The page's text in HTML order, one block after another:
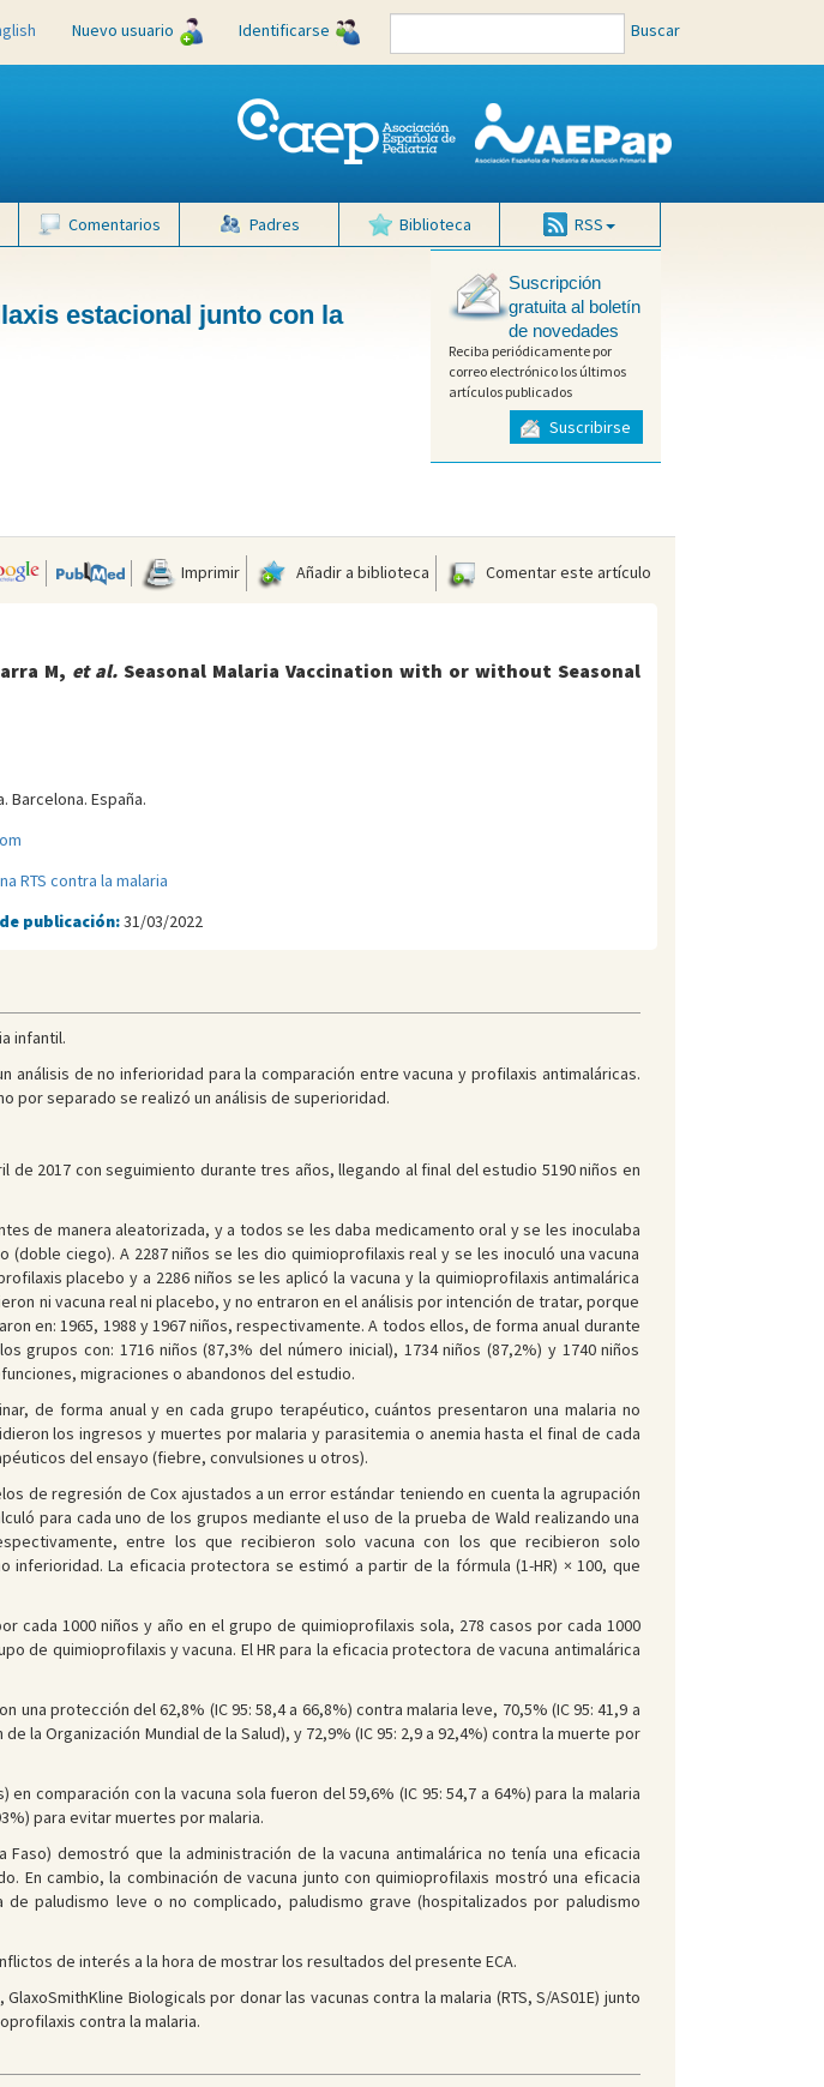
Nuevo usuario Identificarse Buscar
Comentarios Padres Biblioteca RSS
estacional junto con la
Suscripción
gratuita al boletín
de novedades
Reciba periódicamente por
correo electrónico los últimos
artículos publicados
Suscribirse
Imprimir Añadir a biblioteca Comentar este artículo
M, et al.Seasonal Malaria Vaccination with or without Seasonal
Barcelona. España.
RTS contra la malaria
publicación:31/03/2022
infantil.
análisis de no inferioridad para la comparación entre vacuna y profilaxis antimaláricas.
por separado se realizó un análisis de superioridad.
de 2017 con seguimiento durante tres años, llegando al final del estudio 5190 niños en
de manera aleatorizada, y a todos se les daba medicamento oral y se les inoculaba
ciego). A 2287 niños se les dio quimioprofilaxis real y se les inoculó una vacuna
placebo y a 2286 niños se les aplicó la vacuna y la quimioprofilaxis antimalárica
ni vacuna real ni placebo, y no entraron en el análisis por intención de tratar, porque
en: 1965, 1988 y 1967 niños, respectivamente. A todos ellos, de forma anual durante
con: 1716 niños (87,3% del número inicial), 1734 niños (87,2%) y 1740 niños
migraciones o abandonos del estudio.
de forma anual y en cada grupo terapéutico, cuántos presentaron una malaria no
los ingresos y muertes por malaria y parasitemia o anemia hasta el final de cada
del ensayo (fiebre, convulsiones u otros).
de regresión de Cox ajustados a un error estándar teniendo en cuenta la agrupación
para cada uno de los grupos mediante el uso de la prueba de Wald realizando una
entre los que recibieron solo vacuna con los que recibieron solo
La eficacia protectora se estimó a partir de la fórmula (1-HR) × 100, que
cada 1000 niños y año en el grupo de quimioprofilaxis sola, 278 casos por cada 1000
de quimioprofilaxis y vacuna. El HR para la eficacia protectora de vacuna antimalárica
protección del 62,8% (IC 95: 58,4 a 66,8%) contra malaria leve, 70,5% (IC 95: 41,9 a
la Organización Mundial de la Salud), y 72,9% (IC 95: 2,9 a 92,4%) contra la muerte por
comparación con la vacuna sola fueron del 59,6% (IC 95: 54,7 a 64%) para la malaria
para evitar muertes por malaria.
demostró que la administración de la vacuna antimalárica no tenía una eficacia
cambio, la combinación de vacuna junto con quimioprofilaxis mostró una eficacia
paludismo leve o no complicado, paludismo grave (hospitalizados por paludismo
de interés a la hora de mostrar los resultados del presente ECA.
GlaxoSmithKline Biologicals por donar las vacunas contra la malaria (RTS, S/AS01E) junto
contra la malaria.